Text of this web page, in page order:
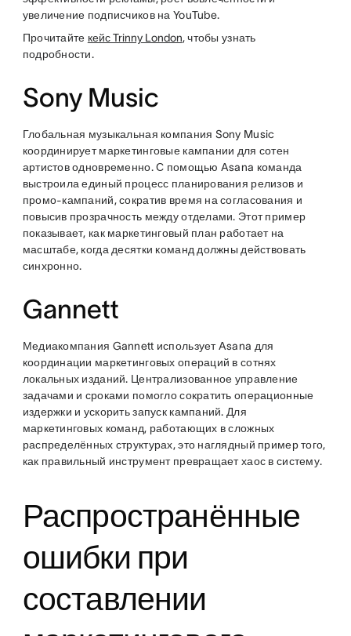
увеличение подписчиков на YouTube.
Прочитайте кейс Trinny London, чтобы узнать
подробности.
Sony Music
Глобальная музыкальная компания Sony Music
координирует маркетинговые кампании для сотен
артистов одновременно. С помощью Asana команда
выстроила единый процесс планирования релизов и
промо-кампаний, сократив время на согласования и
повысив прозрачность между отделами. Этот пример
показывает, как маркетинговый план работает на
масштабе, когда десятки команд должны действовать
синхронно.
Gannett
Медиакомпания Gannett использует Asana для
координации маркетинговых операций в сотнях
локальных изданий. Централизованное управление
задачами и сроками помогло сократить операционные
издержки и ускорить запуск кампаний. Для
маркетинговых команд, работающих в сложных
распределённых структурах, это наглядный пример того,
как правильный инструмент превращает хаос в систему.
Распространённые
ошибки при
составлении